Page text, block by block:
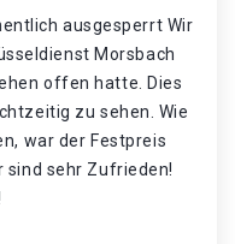
ausgesperrt Wir
Morsbach
offen hatte. Dies
zu sehen. Wie
war der Festpreis
sind sehr Zufrieden!